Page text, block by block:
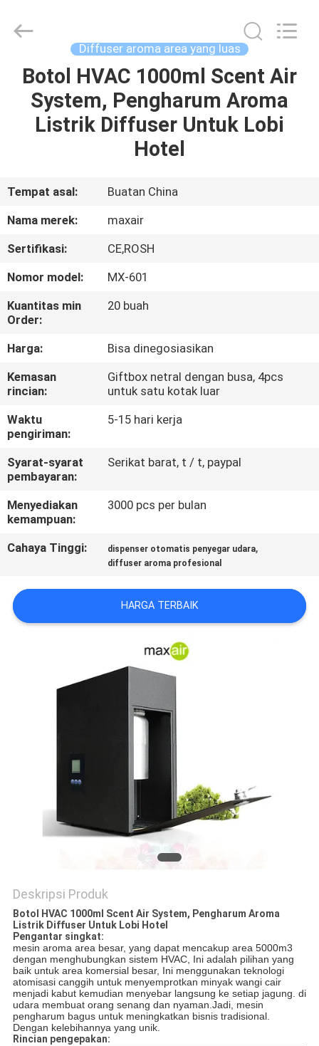
RUMAH
PRODUK
KAMI
PABRIK
KONTROL
KUALITAS
HUBUNGI
KAMI
PERMINTAAN
PENAWARAN
SHOPPING
ONLINE
SITEMAP
PRIVACY
Reserved.
Diffuser aroma area yang luas
Botol HVAC 1000ml Scent Air
System, Pengharum Aroma
Listrik Diffuser Untuk Lobi
Hotel
Tempat asal:
Buatan China
Nama merek:
maxair
Sertifikasi:
CE,ROSH
Nomor model:
MX-601
Kuantitas min
Order:
20 buah
Harga:
Bisa dinegosiasikan
Kemasan
rincian:
Giftbox netral dengan busa, 4pcs
untuk satu kotak luar
Waktu
pengiriman:
5-15 hari kerja
Syarat-syarat
pembayaran:
Serikat barat, t / t, paypal
Menyediakan
kemampuan:
3000 pcs per bulan
Cahaya Tinggi: dispenser otomatis penyegar udara,
diffuser aroma profesional
HARGA TERBAIK
Deskripsi Produk
Botol HVAC 1000ml Scent Air System, Pengharum Aroma
Listrik Diffuser Untuk Lobi Hotel
Pengantar singkat:
mesin aroma area besar, yang dapat mencakup area 5000m3
dengan menghubungkan sistem HVAC, Ini adalah pilihan yang
baik untuk area komersial besar, Ini menggunakan teknologi
atomisasi canggih untuk menyemprotkan minyak wangi cair
menjadi kabut kemudian menyebar langsung ke setiap jagung. di
udara membuat orang senang dan nyaman.Jadi, mesin
pengharum bagus untuk meningkatkan bisnis tradisional.
Dengan kelebihannya yang unik.
Rincian pengepakan: